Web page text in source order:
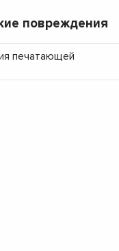
повреждения
печатающей